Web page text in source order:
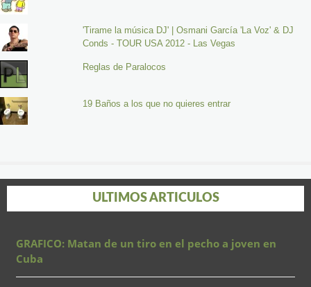
'Tirame la música DJ' | Osmani García 'La Voz' & DJ
Conds - TOUR USA 2012 - Las Vegas
Reglas de Paralocos
19 Baños a los que no quieres entrar
ULTIMOS ARTICULOS
GRAFICO: Matan de un tiro en el pecho a joven en
Cuba